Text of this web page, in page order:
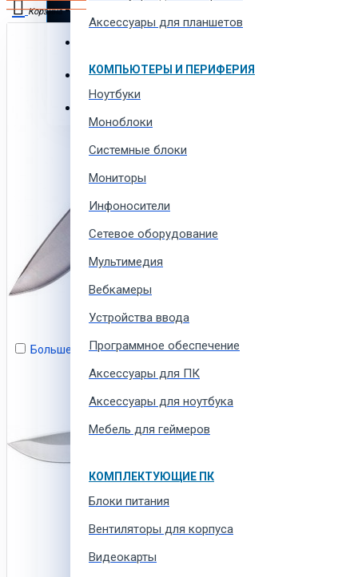
Больше не показывать это сообщение
Спорт товары, отдых и кемпинг
Корзина
В корзине пусто!
Аксессуары для планшетов
КОМПЬЮТЕРЫ И ПЕРИФЕРИЯ
Ноутбуки
Моноблоки
Системные блоки
Мониторы
Инфоносители
Сетевое оборудование
Мультимедия
Вебкамеры
Устройства ввода
Программное обеспечение
Аксессуары для ПК
Аксессуары для ноутбука
Мебель для геймеров
КОМПЛЕКТУЮЩИЕ ПК
Блоки питания
Вентиляторы для корпуса
Видеокарты